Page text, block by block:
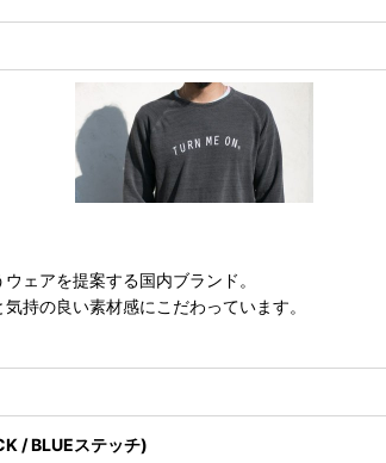
ェアを提案する国内ブランド。
持の良い素材感にこだわっています。
/ BLUEステッチ)